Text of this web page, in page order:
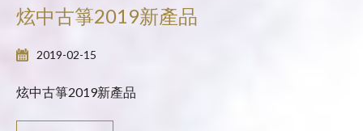
炫中古箏2019新產品
2019-02-15
炫中古箏2019新產品